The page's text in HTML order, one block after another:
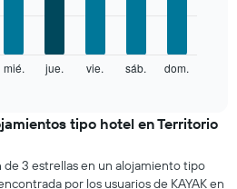
mié. jue. vie. sáb. dom.
tipo hotel en Territorio
3 estrellas en un alojamiento tipo
por los usuarios de KAYAK en